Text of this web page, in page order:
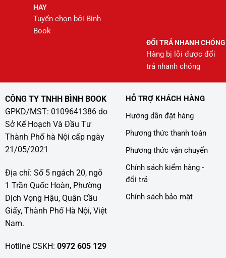
HAY
Tuyển chọn bởi Bình
Book
ĐỔI TRẢ NHANH CHÓNG
Hàng bị lỗi được đổi
trả nhanh chóng
CÔNG TY TNHH BÌNH BOOK
GPKD/MST: 0109641386 do
Sở Kế Hoạch Và Đầu Tư
Thành Phố hà Nội cấp ngày
21/05/2021
Địa chỉ: Số 5 ngách 20, ngõ
1 Trần Quốc Hoàn, Phường
Dịch Vọng Hậu, Quận Cầu
Giấy, Thành Phố Hà Nội, Việt
Nam.
Hotline CSKH: 0972 605 129
HỖ TRỢ KHÁCH HÀNG
Hướng dẫn đặt hàng
Phương thức thanh toán
Phương thức vận chuyển
Chính sách kiểm hàng -
đổi trả
Chính sách bảo mật